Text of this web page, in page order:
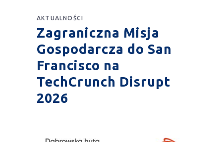
AKTUALNOŚCI
Zagraniczna Misja
Gospodarcza do San
Francisco na
TechCrunch Disrupt
2026